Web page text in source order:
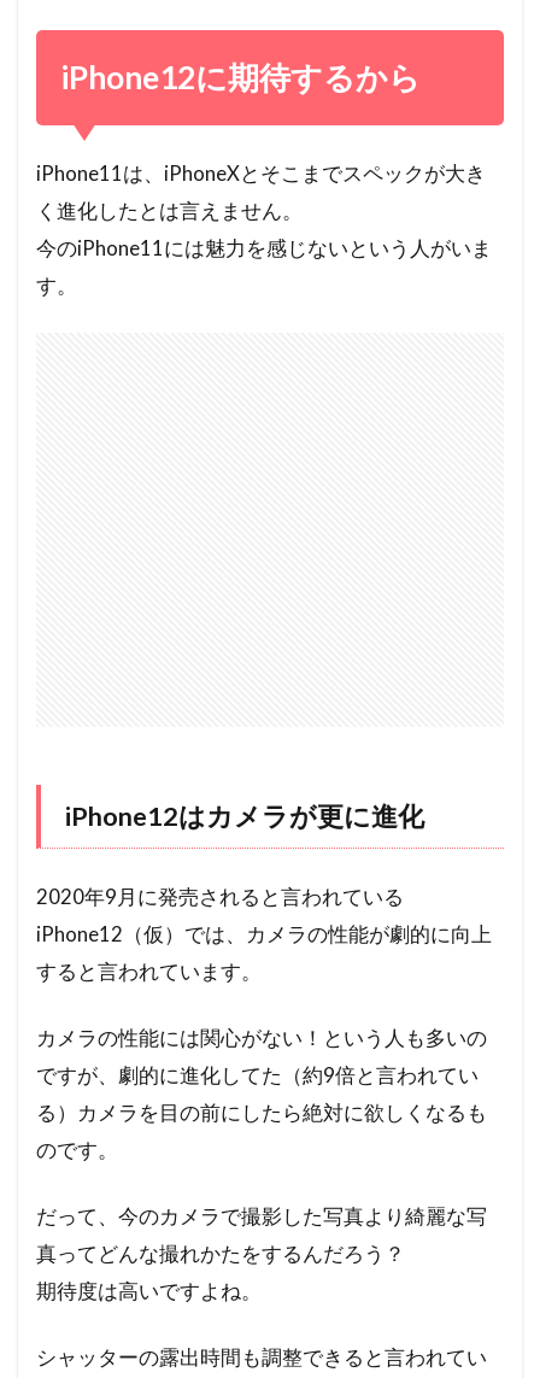
iPhone12に期待するから
iPhone11は、iPhoneXとそこまでスペックが大き
く進化したとは言えません。
今のiPhone11には魅力を感じないという人がいま
す。
iPhone12はカメラが更に進化
2020年9月に発売されると言われている
iPhone12（仮）では、カメラの性能が劇的に向上
すると言われています。
カメラの性能には関心がない！という人も多いの
ですが、劇的に進化してた（約9倍と言われてい
る）カメラを目の前にしたら絶対に欲しくなるも
のです。
だって、今のカメラで撮影した写真より綺麗な写
真ってどんな撮れかたをするんだろう？
期待度は高いですよね。
シャッターの露出時間も調整できると言われてい